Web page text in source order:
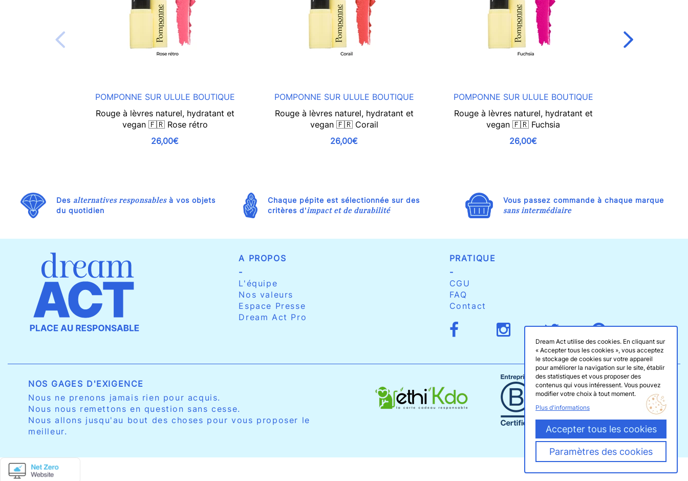
POMPONNE SUR ULULE BOUTIQUE
Rouge à lèvres naturel, hydratant et
vegan 🇫🇷 Rose rétro
26,00€
POMPONNE SUR ULULE BOUTIQUE
Rouge à lèvres naturel, hydratant et
vegan 🇫🇷 Corail
26,00€
POMPONNE SUR ULULE BOUTIQUE
Rouge à lèvres naturel, hydratant et
vegan 🇫🇷 Fuchsia
26,00€
Des alternatives responsablesà vos objets
du quotidien
Chaque pépite est sélectionnée sur des
critères d'impact et de durabilité
Vous passez commande à chaque marque
sans intermédiaire
A PROPOS
-
L'équipe
Nos valeurs
Espace Presse
Dream Act Pro
PRATIQUE
-
CGU
FAQ
Contact
NOS GAGES D'EXIGENCE
Nous ne prenons jamais rien pour acquis.
Nous nous remettons en question sans cesse.
Nous allons jusqu'au bout des choses pour vous proposer le
meilleur.
Dream Act utilise des cookies. En cliquant sur
« Accepter tous les cookies », vous acceptez
le stockage de cookies sur votre appareil
pour améliorer la navigation sur le site, établir
des statistiques et vous proposer des
contenus qui vous intéressent. Vous pouvez
modifier votre choix à tout moment.
Plus d'informations
Accepter tous les cookies
Paramètres des cookies